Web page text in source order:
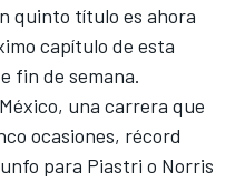
quinto título es ahora
capítulo de esta
fin de semana.
una carrera que
ocasiones, récord
para Piastri o Norris